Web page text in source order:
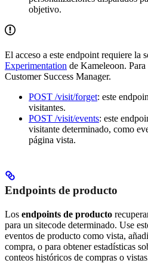
objetivo.
El acceso a este endpoint requiere la
Experimentation de Kameleoon. Para
Customer Success Manager.
POST /visit/forget: este
visitantes.
POST /visit/events: este
visitante determinado, como
página vista.
Endpoints de producto
Los endpoints de producto
para un sitecode determinado. Use
eventos de producto como vista,
compra, o para obtener estadísticas
conteos históricos de compras o